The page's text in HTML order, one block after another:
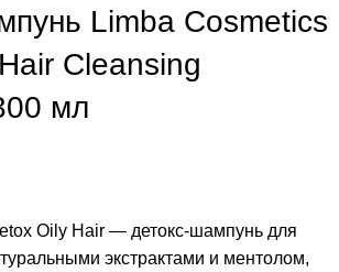
Limba Cosmetics
Cleansing
мл
Oily Hair — детокс-шампунь для
экстрактами и ментолом,